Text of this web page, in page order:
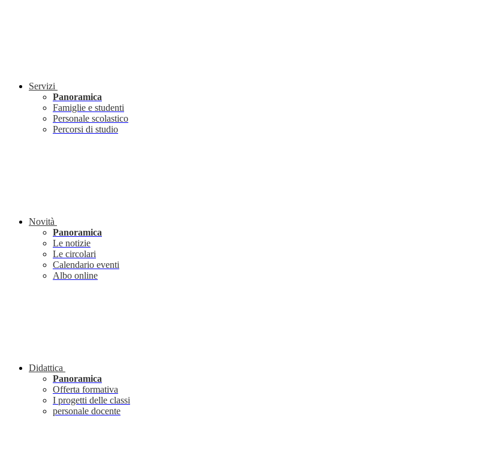
Servizi
Panoramica
Famiglie e studenti
Personale scolastico
Percorsi di studio
Novità
Panoramica
Le notizie
Le circolari
Calendario eventi
Albo online
Didattica
Panoramica
Offerta formativa
I progetti delle classi
personale docente